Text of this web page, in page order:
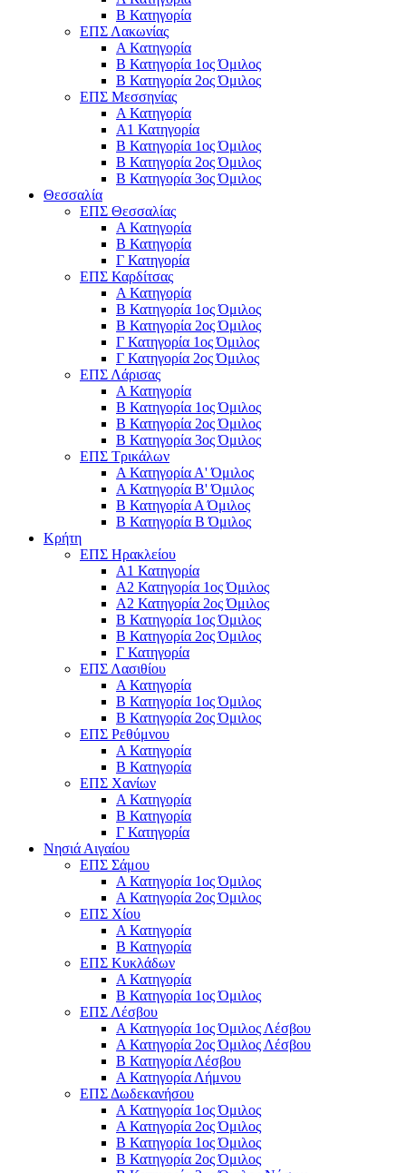
Β Κατηγορία
ΕΠΣ Λακωνίας
Α Κατηγορία
Β Κατηγορία 1ος Όμιλος
Β Κατηγορία 2ος Όμιλος
ΕΠΣ Μεσσηνίας
Α Κατηγορία
Α1 Κατηγορία
Β Κατηγορία 1ος Όμιλος
Β Κατηγορία 2ος Όμιλος
Β Κατηγορία 3ος Όμιλος
Θεσσαλία
ΕΠΣ Θεσσαλίας
Α Κατηγορία
Β Κατηγορία
Γ Κατηγορία
ΕΠΣ Καρδίτσας
Α Κατηγορία
Β Κατηγορία 1ος Όμιλος
Β Κατηγορία 2ος Όμιλος
Γ Κατηγορία 1ος Όμιλος
Γ Κατηγορία 2ος Όμιλος
ΕΠΣ Λάρισας
Α Κατηγορία
Β Κατηγορία 1ος Όμιλος
Β Κατηγορία 2ος Όμιλος
Β Κατηγορία 3ος Όμιλος
ΕΠΣ Τρικάλων
Α Κατηγορία Α' Όμιλος
Α Κατηγορία Β' Όμιλος
Β Κατηγορία Α Όμιλος
Β Κατηγορία Β Όμιλος
Κρήτη
ΕΠΣ Ηρακλείου
Α1 Κατηγορία
Α2 Κατηγορία 1ος Όμιλος
Α2 Κατηγορία 2ος Όμιλος
Β Κατηγορία 1ος Όμιλος
Β Κατηγορία 2ος Όμιλος
Γ Κατηγορία
ΕΠΣ Λασιθίου
Α Κατηγορία
Β Κατηγορία 1ος Όμιλος
Β Κατηγορία 2ος Όμιλος
ΕΠΣ Ρεθύμνου
Α Κατηγορία
Β Κατηγορία
ΕΠΣ Χανίων
Α Κατηγορία
Β Κατηγορία
Γ Κατηγορία
Νησιά Αιγαίου
ΕΠΣ Σάμου
Α Κατηγορία 1ος Όμιλος
Α Κατηγορία 2ος Όμιλος
ΕΠΣ Χίου
Α Κατηγορία
Β Κατηγορία
ΕΠΣ Κυκλάδων
Α Κατηγορία
Β Κατηγορία 1ος Όμιλος
ΕΠΣ Λέσβου
Α Κατηγορία 1ος Όμιλος Λέσβου
Α Κατηγορία 2ος Όμιλος Λέσβου
B Κατηγορία Λέσβου
Α Κατηγορία Λήμνου
ΕΠΣ Δωδεκανήσου
Α Κατηγορία 1ος Όμιλος
Α Κατηγορία 2ος Όμιλος
Β Κατηγορία 1ος Όμιλος
Β Κατηγορία 2ος Όμιλος